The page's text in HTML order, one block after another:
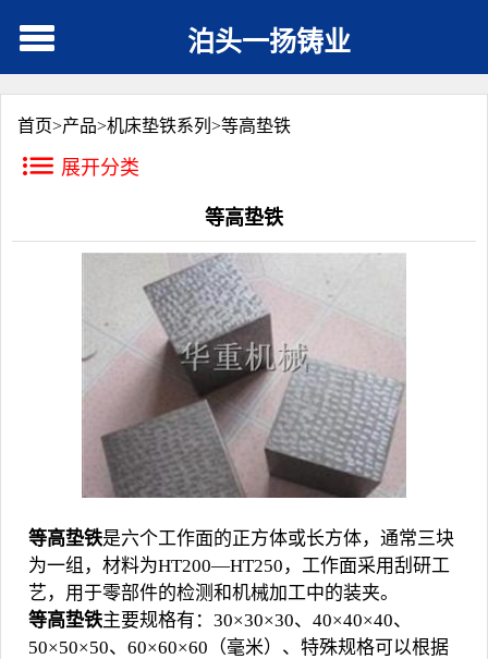
泊头一扬铸业
首页>产品>机床垫铁系列 >等高垫铁
展开分类
等高垫铁
等高垫铁是六个工作面的正方体或长方体，通常三块
为一组，材料为HT200—HT250，工作面采用刮研工
艺，用于零部件的检测和机械加工中的装夹。
等高垫铁主要规格有：30×30×30、40×40×40、
50×50×50、60×60×60（毫米）、特殊规格可以根据